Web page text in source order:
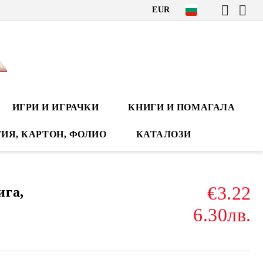
EUR
ИГРИ И ИГРАЧКИ КНИГИ И ПОМАГАЛА
КАРТОН, ФОЛИО КАТАЛОЗИ
€3.22
6.30лв.